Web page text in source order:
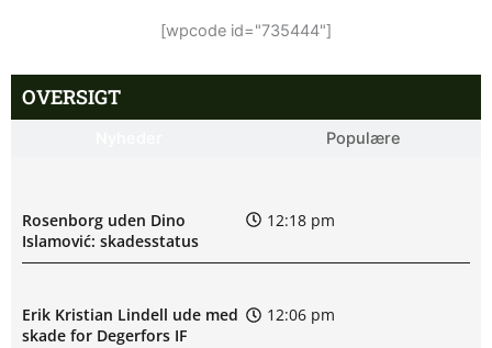
[wpcode id="735444"]
OVERSIGT
Populære
Rosenborg uden Dino
Islamović: skadesstatus
12:18 pm
Erik Kristian Lindell ude med
skade for Degerfors IF
12:06 pm